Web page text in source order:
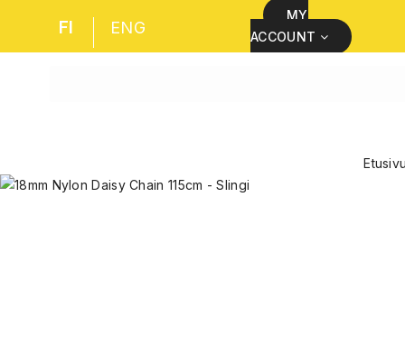
FI ENG
MY
ACCOUNT